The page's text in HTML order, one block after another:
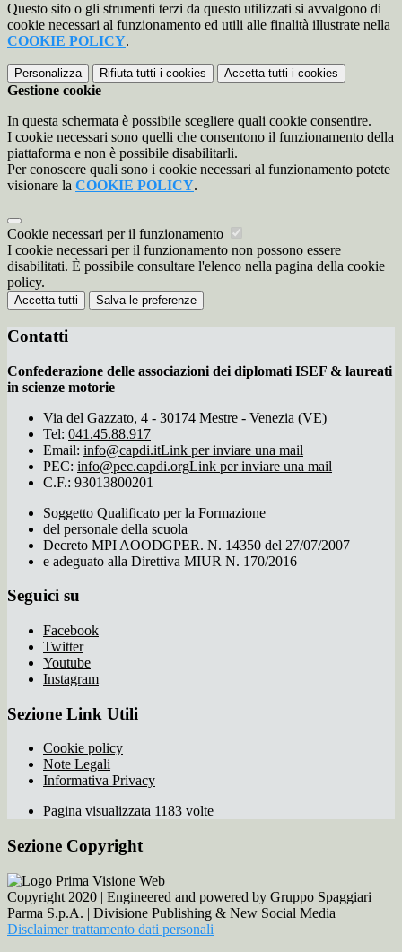
Questo sito o gli strumenti terzi da questo utilizzati si avvalgono di
cookie necessari al funzionamento ed utili alle finalità illustrate nella
COOKIE POLICY.
Personalizza Rifiuta tutti i cookies Accetta tutti i cookies
Gestione cookie
In questa schermata è possibile scegliere quali cookie consentire.
I cookie necessari sono quelli che consentono il funzionamento della
piattaforma e non è possibile disabilitarli.
Per conoscere quali sono i cookie necessari al funzionamento potete
visionare la COOKIE POLICY.
Cookie necessari per il funzionamento
I cookie necessari per il funzionamento non possono essere
disabilitati. È possibile consultare l'elenco nella pagina della cookie
policy.
Accetta tutti Salva le preferenze
Contatti
Confederazione delle associazioni dei diplomati ISEF & laureati
in scienze motorie
Via del Gazzato, 4 - 30174 Mestre - Venezia (VE)
Tel: 041.45.88.917
Email: info@capdi.itLink per inviare una mail
PEC: info@pec.capdi.orgLink per inviare una mail
C.F.: 93013800201
Soggetto Qualificato per la Formazione
del personale della scuola
Decreto MPI AOODGPER. N. 14350 del 27/07/2007
e adeguato alla Direttiva MIUR N. 170/2016
Seguici su
Facebook
Twitter
Youtube
Instagram
Sezione Link Utili
Cookie policy
Note Legali
Informativa Privacy
Pagina visualizzata 1183 volte
Sezione Copyright
Copyright 2020 | Engineered and powered by Gruppo Spaggiari
Parma S.p.A. | Divisione Publishing & New Social Media
Disclaimer trattamento dati personali